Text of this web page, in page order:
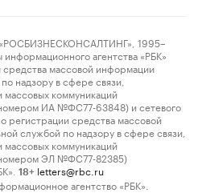
1995–
агентства «РБК»
средства массовой информации
надзору в сфере связи,
коммуникаций
ИА №ФС77-63848) и сетевого
регистрации средства массовой
службой по надзору в сфере связи,
коммуникаций
ЭЛ №ФС77-82385)
18+ letters@rbc.ru
агентство «РБК».